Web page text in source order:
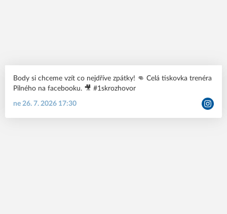
Body si chceme vzít co nejdříve zpátky! 👊 Celá tiskovka trenéra
Pilného na facebooku. 🎥 #1skrozhovor
ne 26. 7. 2026 17:30